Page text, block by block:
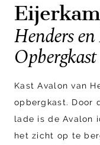
Henders
Opbergkast
Kast Avalon van
opbergkast. Door
lade is de Avalon
het zicht op te